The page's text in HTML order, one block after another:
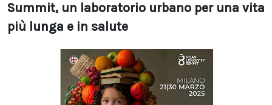
Summit, un laboratorio urbano per una vita
più lunga e in salute